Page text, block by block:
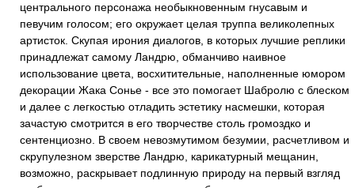
центрального персонажа необыкновенным гнусавым и
певучим голосом; его окружает целая труппа великолепных
артисток. Скупая ирония диалогов, в которых лучшие реплики
принадлежат самому Ландрю, обманчиво наивное
использование цвета, восхитительные, наполненные юмором
декорации Жака Сонье - все это помогает Шабролю с блеском
и далее с легкостью отладить эстетику насмешки, которая
зачастую смотрится в его творчестве столь громоздко и
сентенциозно. В своем невозмутимом безумии, расчетливом и
скрупулезном зверстве Ландрю, карикатурный мещанин,
возможно, раскрывает подлинную природу на первый взгляд